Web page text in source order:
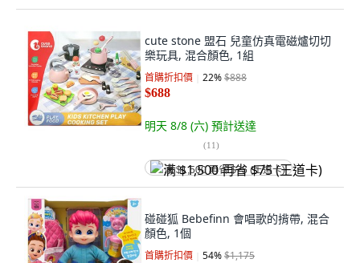
cute stone 盟石 兒童仿真電磁爐切切
樂玩具, 混合顏色, 1組
首購折扣價 22%$888
$688
明天 8/8 (六) 預計送達
(11)
满 $1,500 再省 $75 (王道卡)
碰碰狐 Bebefinn 會唱歌的揹帶, 混合
顏色, 1個
首購折扣價 54%$1,175